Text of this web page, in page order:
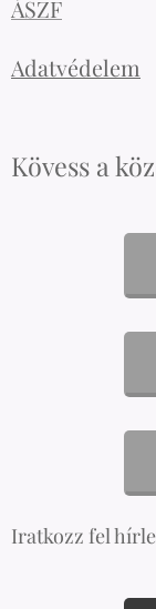
ÁSZF
Adatvédelem
Kövess a
Iratkozz fel